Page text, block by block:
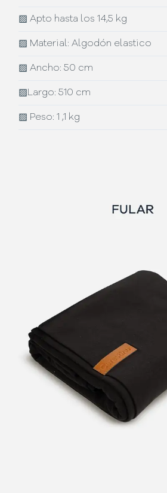
▨ Apto hasta los 14,5 kg
▨ Material: Algodón elastico
▨ Ancho: 50 cm
▨ Largo: 510 cm
▨ Peso: 1 ,1 kg